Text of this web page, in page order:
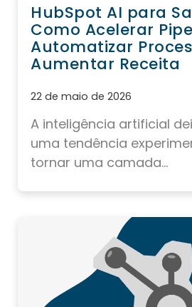
HubSpot AI para
Como Acelerar
Automatizar
Aumentar Receita
22 de maio de 2026
A inteligência artificial
uma tendência
tornar uma camada...